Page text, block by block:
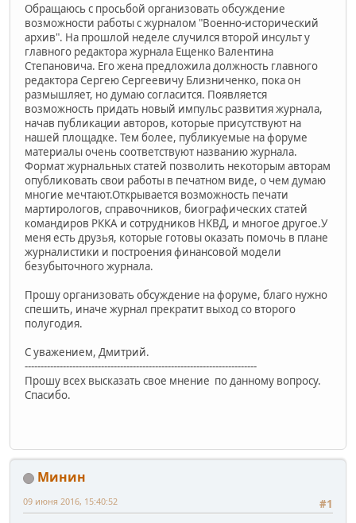
Обращаюсь с просьбой организовать обсуждение
возможности работы с журналом "Военно-исторический
архив". На прошлой неделе случился второй инсульт у
главного редактора журнала Ещенко Валентина
Степановича. Его жена предложила должность главного
редактора Сергею Сергеевичу Близниченко, пока он
размышляет, но думаю согласится. Появляется
возможность придать новый импульс развития журнала,
начав публикации авторов, которые присутствуют на
нашей площадке. Тем более, публикуемые на форуме
материалы очень соответствуют названию журнала.
Формат журнальных статей позволить некоторым авторам
опубликовать свои работы в печатном виде, о чем думаю
многие мечтают.Открывается возможность печати
мартирологов, справочников, биографических статей
командиров РККА и сотрудников НКВД, и многое другое.У
меня есть друзья, которые готовы оказать помочь в плане
журналистики и построения финансовой модели
безубыточного журнала.
Прошу организовать обсуждение на форуме, благо нужно
спешить, иначе журнал прекратит выход со второго
полугодия.
С уважением, Дмитрий.
-------------------------------------------------------------------------
Прошу всех высказать свое мнение по данному вопросу.
Спасибо.
Минин
#1
09 июня 2016, 15:40:52